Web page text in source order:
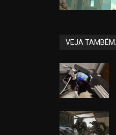
VEJA TAMBÉM...